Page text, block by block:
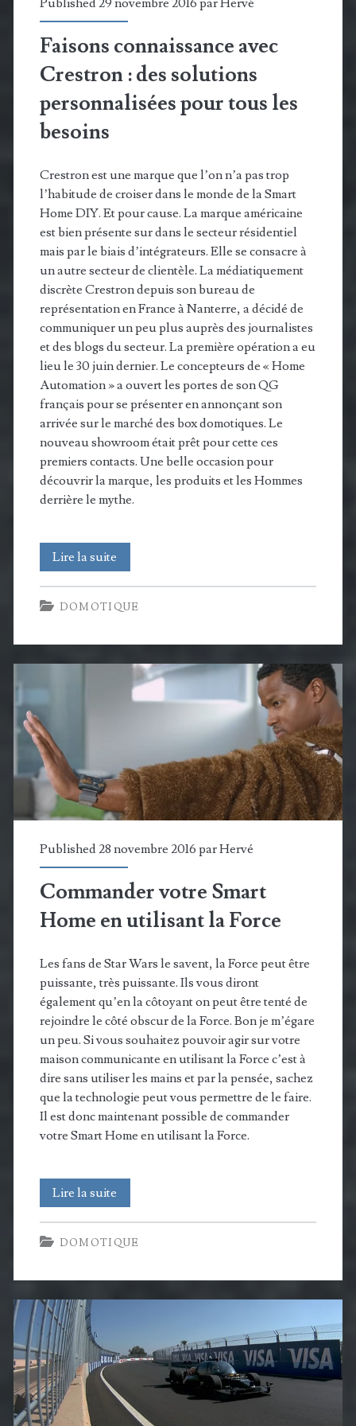
en
2030
Faisons connaissance avec
Crestron : des solutions
personnalisées pour tous les
besoins
Crestron est une marque que l’on n’a pas trop
l’habitude de croiser dans le monde de la Smart
Home DIY. Et pour cause. La marque américaine
est bien présente sur dans le secteur résidentiel
mais par le biais d’intégrateurs. Elle se consacre à
un autre secteur de clientèle. La médiatiquement
discrète Crestron depuis son bureau de
représentation en France à Nanterre, a décidé de
communiquer un peu plus auprès des journalistes
et des blogs du secteur. La première opération a eu
lieu le 30 juin dernier. Le concepteurs de « Home
Automation » a ouvert les portes de son QG
français pour se présenter en annonçant son
arrivée sur le marché des box domotiques. Le
nouveau showroom était prêt pour cette ces
premiers contacts. Une belle occasion pour
découvrir la marque, les produits et les Hommes
derrière le mythe.
Lire la suite
connaissance
avec
Crestron
des
personnalisées
pour
tous
besoins
DOMOTIQUE
Published 28 novembre 2016 parHervé
Commander votre Smart
Home en utilisant la Force
Les fans de Star Wars le savent, la Force peut être
puissante, très puissante. Ils vous diront
également qu’en la côtoyant on peut être tenté de
rejoindre le côté obscur de la Force. Bon je m’égare
un peu. Si vous souhaitez pouvoir agir sur votre
maison communicante en utilisant la Force c’est à
dire sans utiliser les mains et par la pensée, sachez
que la technologie peut vous permettre de le faire.
Il est donc maintenant possible de commander
votre Smart Home en utilisant la Force.
Lire la suite
votre
Smart
Home
la
Force
DOMOTIQUE